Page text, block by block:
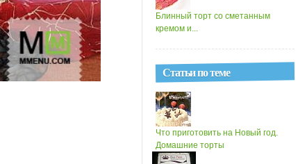
Блинный торт со сметанным
кремом и...
Статьи по теме
Что приготовить на Новый год.
Домашние торты